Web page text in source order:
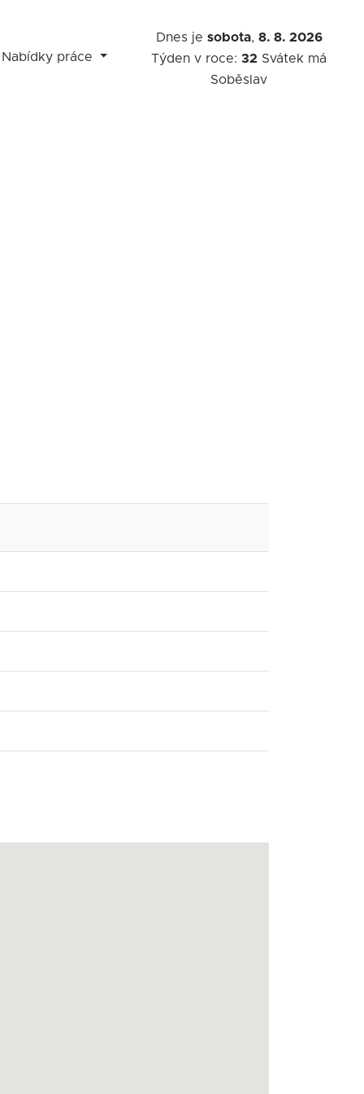
Nabídky práce
Dnes je sobota, 8. 8. 2026
Týden v roce:32 Svátek má
Soběslav